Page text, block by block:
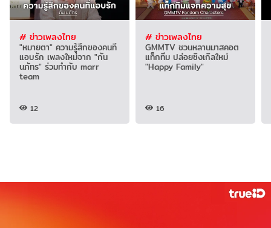
# ข่าวเพลงไทย
"หมายตา" ความรู้สึกของคนที่
แอบรัก เพลงใหม่จาก "กัน
นภัทร" ร่วมทำกับ marr
team
12
# ข่าวเพลงไทย
GMMTV ชวนหลานมาสคอต
แท็กทีม ปล่อยซิงเกิลใหม่
"Happy Family"
16